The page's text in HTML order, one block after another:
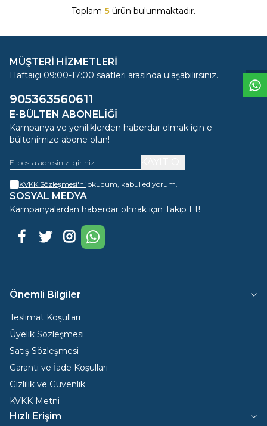
Toplam 5 ürün bulunmaktadır.
MÜŞTERİ HİZMETLERİ
Haftaiçi 09:00-17:00 saatleri arasında ulaşabilirsiniz.
905363560611
E-BÜLTEN ABONELIĞI
Kampanya ve yeniliklerden haberdar olmak için e-
bültenimize abone olun!
KVKK Sözleşmesi'ni okudum, kabul ediyorum.
SOSYAL MEDYA
Kampanyalardan haberdar olmak için Takip Et!
Facebook
Twitter InstagramWhatsApp
Önemli Bilgiler
Teslimat Koşulları
Üyelik Sözleşmesi
Satış Sözleşmesi
Garanti ve İade Koşulları
Gizlilik ve Güvenlik
KVKK Metni
Hızlı Erişim